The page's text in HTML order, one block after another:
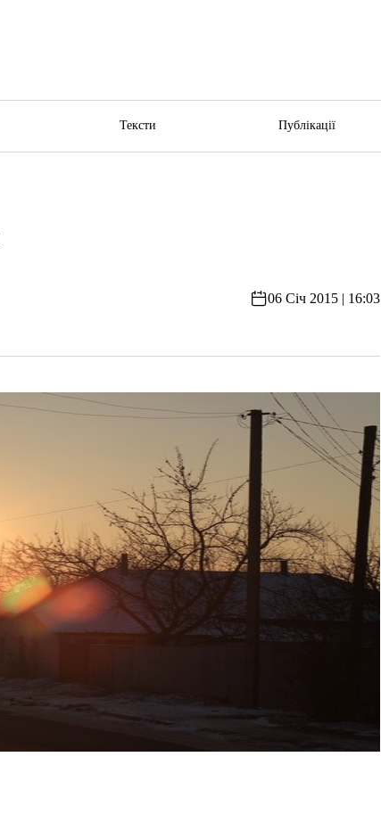
Тексти Публікації
06 Січ 2015 | 16:03